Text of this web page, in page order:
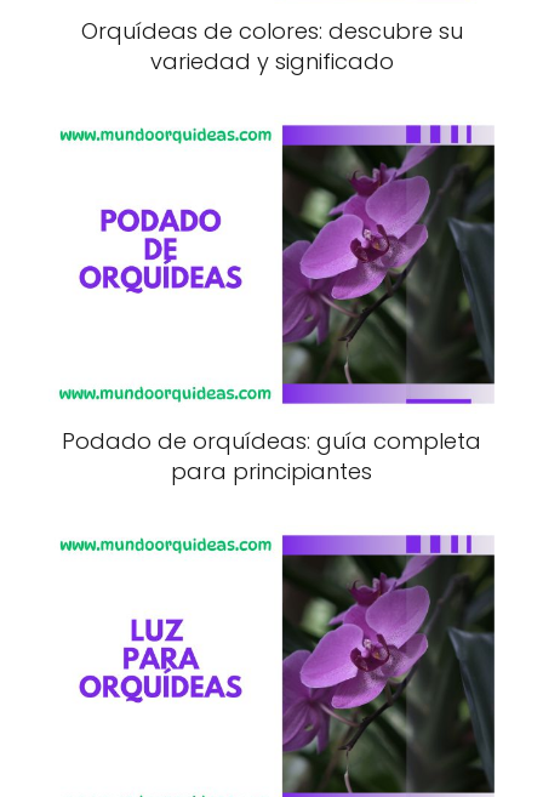
Orquídeas de colores: descubre su
variedad y significado
Podado de orquídeas: guía completa
para principiantes